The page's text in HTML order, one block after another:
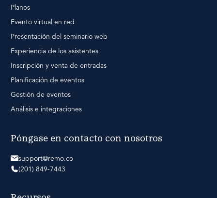
Planos
Evento virtual en red
Presentación del seminario web
Experiencia de los asistentes
Inscripción y venta de entradas
Planificación de eventos
Gestión de eventos
Análisis e integraciones
Póngase en contacto con nosotros
support@remo.co
(201) 849-7443